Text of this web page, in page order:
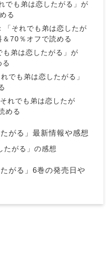
でも弟は恋したがる」が
る
「それでも弟は恋したが
70％オフで読める
弟は恋したがる」が
でも弟は恋したがる」
れでも弟は恋したが
める
がる」最新情報や感想
たがる」の感想
がる」6巻の発売日や